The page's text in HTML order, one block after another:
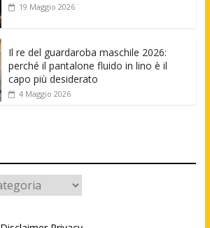
19 Maggio 2026
Il re del guardaroba maschile 2026:
perché il pantalone fluido in lino è il
capo più desiderato
4 Maggio 2026